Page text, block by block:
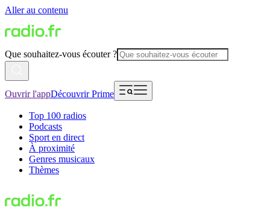
Aller au contenu
Que souhaitez-vous écouter ?
Ouvrir l'appDécouvrir Prime
Top 100 radios
Podcasts
Sport en direct
À proximité
Genres musicaux
Thèmes